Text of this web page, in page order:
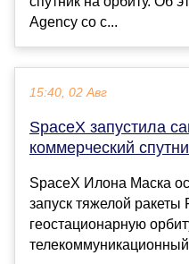
Agency со с...
15:40, 02 Авг
SpaceX запустила
коммерческий
SpaceX Илона Маска
запуск тяжелой
геостационарную
телекоммуникационный